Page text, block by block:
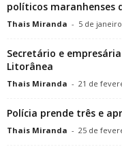
políticos maranhenses
Thais Miranda - 5 de
Secretário e
Litorânea
Thais Miranda - 21 de
Polícia prende três e
Thais Miranda - 25 de